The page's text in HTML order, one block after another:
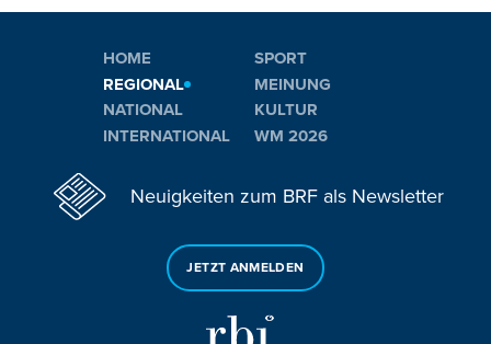
HOME
REGIONAL
NATIONAL
INTERNATIONAL
SPORT
MEINUNG
KULTUR
WM 2026
Neuigkeiten zum BRF als Newsletter
JETZT ANMELDEN